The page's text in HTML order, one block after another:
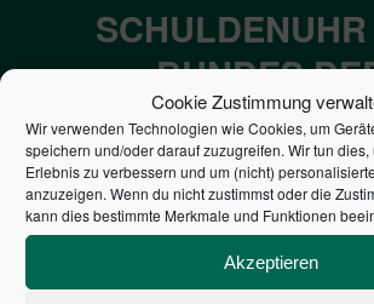
Cookie Zustimmung
Wir verwenden Technologien wie Cookies, um
speichern und/oder darauf zuzugreifen. Wir tun
Erlebnis zu verbessern und um (nicht)
anzuzeigen. Wenn du nicht zustimmst oder die
kann dies bestimmte Merkmale und Funktionen
Akzeptieren
BUNDES
7,052€
NEUVERSCHULDUNG
PRO SEKUNDE